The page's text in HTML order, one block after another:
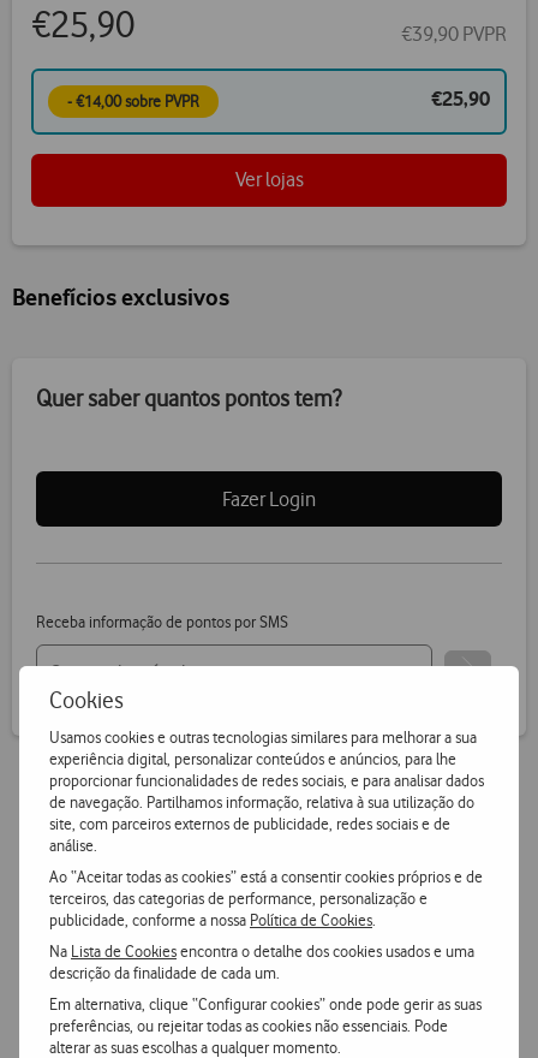
Cookies
Usamos cookies e outras tecnologias similares para melhorar a sua
experiência digital, personalizar conteúdos e anúncios, para lhe
proporcionar funcionalidades de redes sociais, e para analisar dados
de navegação. Partilhamos informação, relativa à sua utilização do
site, com parceiros externos de publicidade, redes sociais e de
análise.
Ao “Aceitar todas as cookies” está a consentir cookies próprios e de
terceiros, das categorias de performance, personalização e
publicidade, conforme a nossa Política de Cookies
Na Lista de Cookiesencontra o detalhe dos cookies usados e uma
descrição da finalidade de cada um.
Em alternativa, clique “Configurar cookies” onde pode gerir as suas
preferências, ou rejeitar todas as cookies não essenciais. Pode
alterar as suas escolhas a qualquer momento.
€25,90 €39,90 PVPR
- €14,00 sobre PVPR €25,90
Ver lojas
Benefícios exclusivos
Quer saber quantos pontos tem?
Fazer Login
Receba informação de pontos por SMS
Vantagens Vodafone.pt
14 dias para devoluções
Pode devolver gratuitamente qualquer produto numa das
nossas lojas ou CTT.
Entrega grátise ultrarápida
Encomende hoje antes das 16h e receba no dia útil